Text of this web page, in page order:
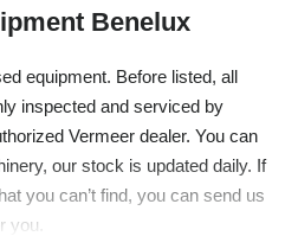
Benelux
equipment. Before listed, all
inspected and serviced by
Vermeer dealer. You can
our stock is updated daily. If
you can’t find, you can send us
you.